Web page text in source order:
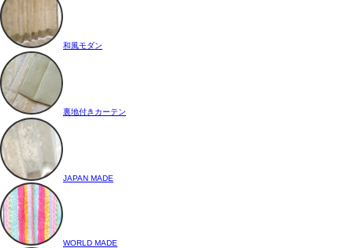
和風モダン
裏地付きカーテン
JAPAN MADE
WORLD MADE